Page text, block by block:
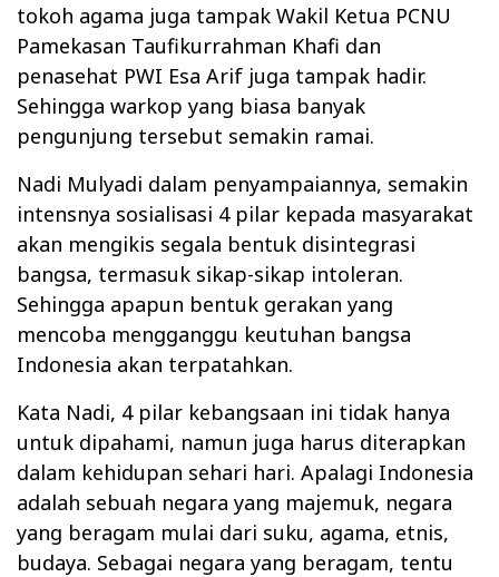
tokoh agama juga tampak Wakil Ketua PCNU
Pamekasan Taufikurrahman Khafi dan
penasehat PWI Esa Arif juga tampak hadir.
Sehingga warkop yang biasa banyak
pengunjung tersebut semakin ramai.
Nadi Mulyadi dalam penyampaiannya, semakin
intensnya sosialisasi 4 pilar kepada masyarakat
akan mengikis segala bentuk disintegrasi
bangsa, termasuk sikap-sikap intoleran.
Sehingga apapun bentuk gerakan yang
mencoba mengganggu keutuhan bangsa
Indonesia akan terpatahkan.
Kata Nadi, 4 pilar kebangsaan ini tidak hanya
untuk dipahami, namun juga harus diterapkan
dalam kehidupan sehari hari. Apalagi Indonesia
adalah sebuah negara yang majemuk, negara
yang beragam mulai dari suku, agama, etnis,
budaya. Sebagai negara yang beragam, tentu